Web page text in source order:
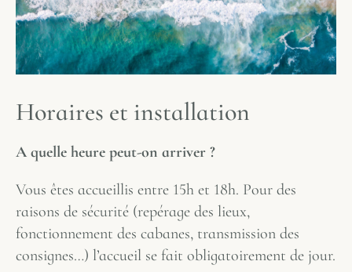
Horaires et installation
A quelle heure peut-on arriver ?
Vous êtes accueillis entre 15h et 18h. Pour des
raisons de sécurité (repérage des lieux,
fonctionnement des cabanes, transmission des
consignes…) l’accueil se fait obligatoirement de jour.